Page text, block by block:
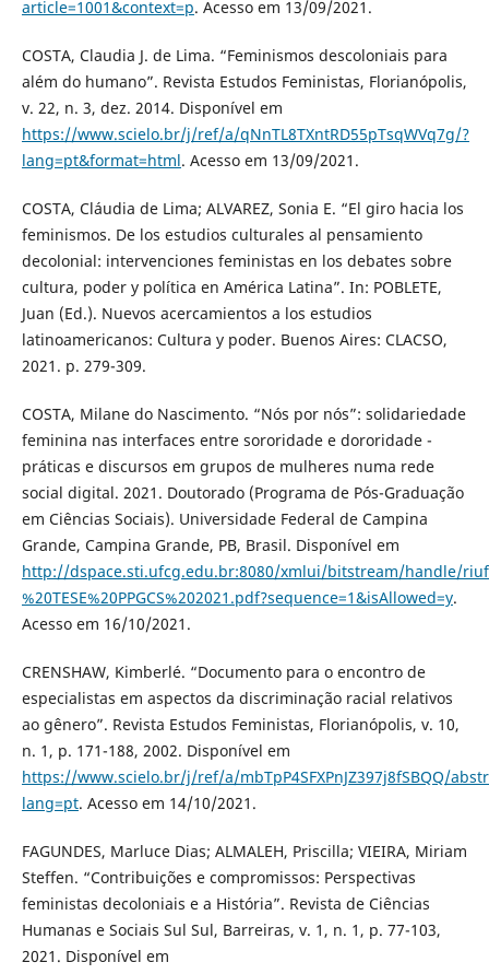
article=1001&context=p. Acesso em 13/09/2021.
COSTA, Claudia J. de Lima. “Feminismos descoloniais para
além do humano”. Revista Estudos Feministas, Florianópolis,
v. 22, n. 3, dez. 2014. Disponível em
https://www.scielo.br/j/ref/a/qNnTL8TXntRD55pTsqWVq7g/?
lang=pt&format=html. Acesso em 13/09/2021.
COSTA, Cláudia de Lima; ALVAREZ, Sonia E. “El giro hacia los
feminismos. De los estudios culturales al pensamiento
decolonial: intervenciones feministas en los debates sobre
cultura, poder y política en América Latina”. In: POBLETE,
Juan (Ed.). Nuevos acercamientos a los estudios
latinoamericanos: Cultura y poder. Buenos Aires: CLACSO,
2021. p. 279-309.
COSTA, Milane do Nascimento. “Nós por nós”: solidariedade
feminina nas interfaces entre sororidade e dororidade -
práticas e discursos em grupos de mulheres numa rede
social digital. 2021. Doutorado (Programa de Pós-Graduação
em Ciências Sociais). Universidade Federal de Campina
Grande, Campina Grande, PB, Brasil. Disponível em
http://dspace.sti.ufcg.edu.br:8080/xmlui/bitstream/handle/
%20TESE%20PPGCS%202021.pdf?sequence=1&isAllowed=y.
Acesso em 16/10/2021.
CRENSHAW, Kimberlé. “Documento para o encontro de
especialistas em aspectos da discriminação racial relativos
ao gênero”. Revista Estudos Feministas, Florianópolis, v. 10,
n. 1, p. 171-188, 2002. Disponível em
https://www.scielo.br/j/ref/a/mbTpP4SFXPnJZ397j8fSBQQ/
lang=pt. Acesso em 14/10/2021.
FAGUNDES, Marluce Dias; ALMALEH, Priscilla; VIEIRA, Miriam
Steffen. “Contribuições e compromissos: Perspectivas
feministas decoloniais e a História”. Revista de Ciências
Humanas e Sociais Sul Sul, Barreiras, v. 1, n. 1, p. 77-103,
2021. Disponível em